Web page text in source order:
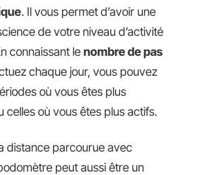
. Il vous permet d’avoir une
de votre niveau d’activité
connaissant le nombre de pas
chaque jour, vous pouvez
où vous êtes plus
celles où vous êtes plus actifs.
distance parcourue avec
peut aussi être un